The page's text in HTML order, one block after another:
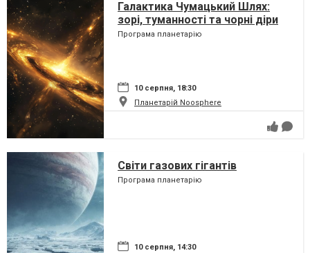
Галактика Чумацький Шлях:
зорі, туманності та чорні діри
Програма планетарію
10 серпня, 18:30
Планетарій Noosphere
Світи газових гігантів
Програма планетарію
10 серпня, 14:30